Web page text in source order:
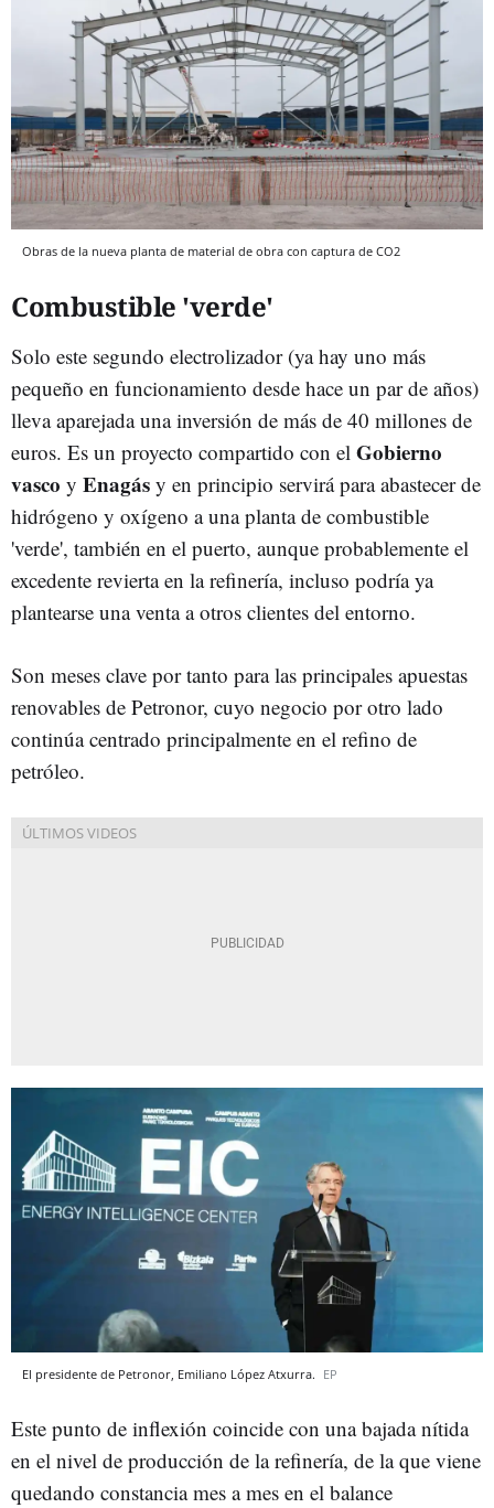
Obras de la nueva planta de material de obra con captura de CO2
Combustible 'verde'
Solo este segundo electrolizador (ya hay uno más
pequeño en funcionamiento desde hace un par de años)
lleva aparejada una inversión de más de 40 millones de
euros. Es un proyecto compartido con el Gobierno
vasco y Enagás y en principio servirá para abastecer de
hidrógeno y oxígeno a una planta de combustible
'verde', también en el puerto, aunque probablemente el
excedente revierta en la refinería, incluso podría ya
plantearse una venta a otros clientes del entorno.
Son meses clave por tanto para las principales apuestas
renovables de Petronor, cuyo negocio por otro lado
continúa centrado principalmente en el refino de
petróleo.
El presidente de Petronor, Emiliano López Atxurra. EP
Este punto de inflexión coincide con una bajada nítida
en el nivel de producción de la refinería, de la que viene
quedando constancia mes a mes en el balance